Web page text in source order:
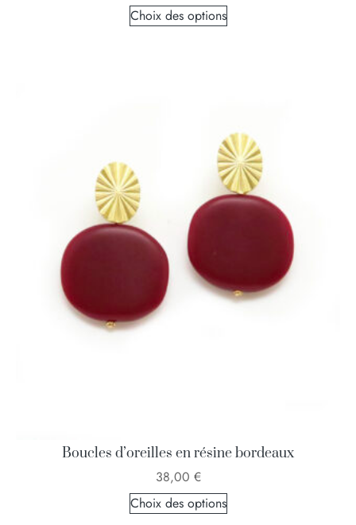
Choix des options
Boucles d’oreilles en résine bordeaux
38,00 €
Choix des options